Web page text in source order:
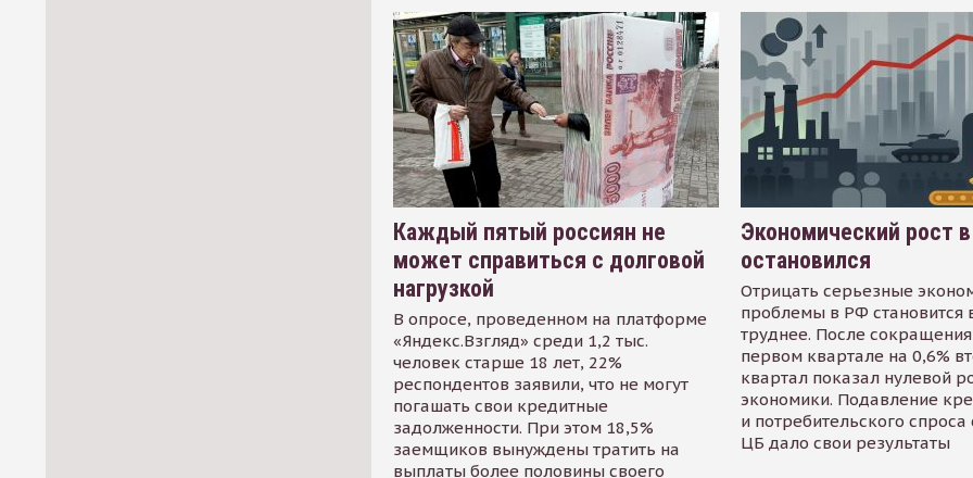
Каждый пятый россиян не
может справиться с долговой
нагрузкой
В опросе, проведенном на платформе
«Яндекс.Взгляд» среди 1,2 тыс.
человек старше 18 лет, 22%
респондентов заявили, что не могут
погашать свои кредитные
задолженности. При этом 18,5%
заемщиков вынуждены тратить на
выплаты более половины своего
Экономический рост
остановился
Отрицать серьезные
проблемы в РФ становится
труднее. После
первом квартале на 0,6%
квартал показал нулевой
экономики. Подавление
и потребительского
ЦБ дало свои результаты